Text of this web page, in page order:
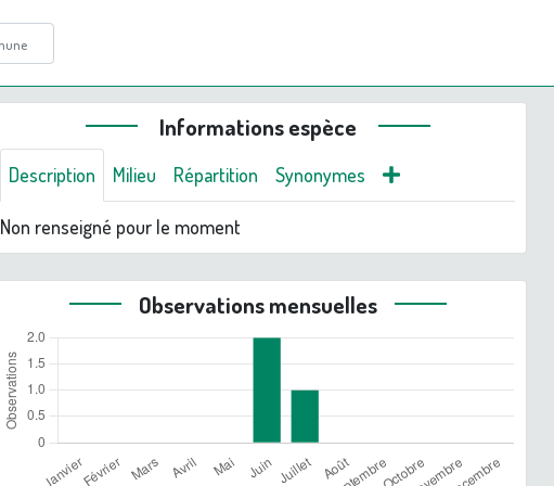
Informations espèce
Description Milieu Répartition Synonymes
Non renseigné pour le moment
Observations mensuelles